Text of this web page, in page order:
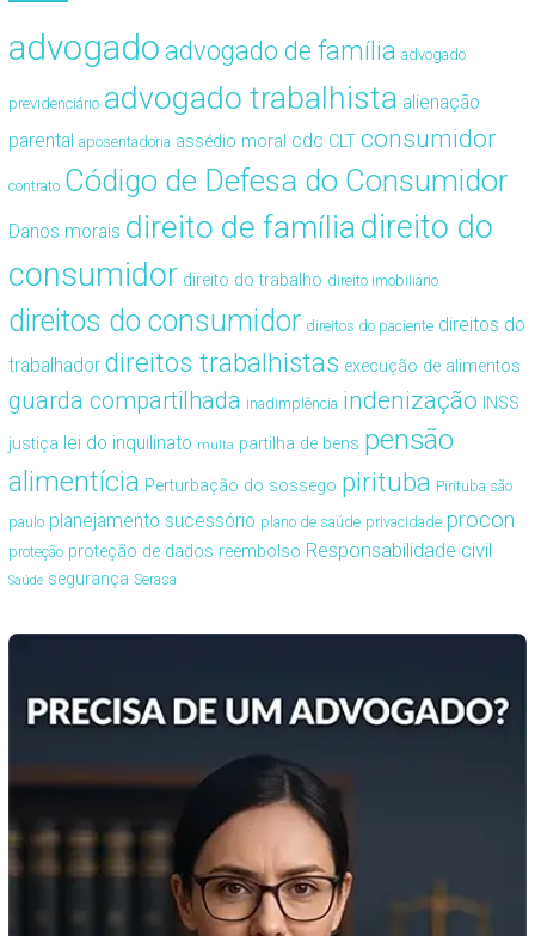
advogado advogado de família advogado
previdenciário advogado trabalhista alienação
parental aposentadoria assédio moral cdc CLT consumidor
contrato Código de Defesa do Consumidor
Danos morais direito de famíliadireito do
consumidor direito do trabalho direito imobiliário
direitos do consumidor direitos do paciente direitos do
trabalhador direitos trabalhistas execução de alimentos
guarda compartilhada inadimplência indenização INSS
justiça lei do inquilinato multa partilha de bens pensão
alimentícia Perturbação do sossego pirituba Pirituba são
paulo planejamento sucessório plano de saúde privacidade procon
proteção proteção de dados reembolso Responsabilidade civil
Saúde segurança Serasa